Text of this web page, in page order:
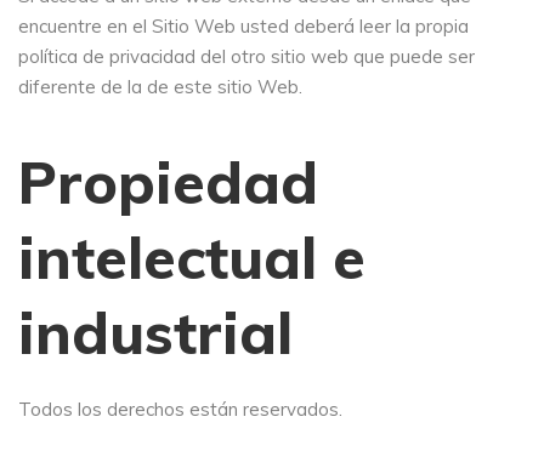
encuentre en el Sitio Web usted deberá leer la propia
política de privacidad del otro sitio web que puede ser
diferente de la de este sitio Web.
Propiedad
intelectual e
industrial
Todos los derechos están reservados.